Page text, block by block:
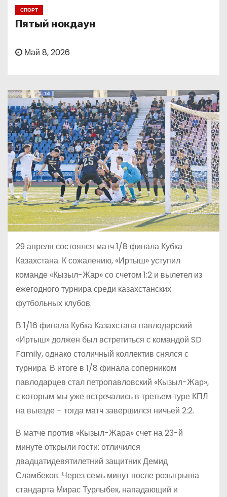
СПОРТ
Пятый нокдаун
Май 8, 2026
29 апреля состоялся матч 1/8 финала Кубка
Казахстана. К сожалению, «Иртыш» уступил
команде «Кызыл-Жар» со счетом 1:2 и вылетел из
ежегодного турнира среди казахстанских
футбольных клубов.
В 1/16 финала Кубка Казахстана павлодарский
«Иртыш» должен был встретиться с командой SD
Family, однако столичный коллектив снялся с
турнира. В итоге в 1/8 финала соперником
павлодарцев стал петропавловский «Кызыл-Жар»,
с которым мы уже встречались в третьем туре КПЛ
на выезде – тогда матч завершился ничьей 2:2.
В матче против «Кызыл-Жара» счет на 23-й
минуте открыли гости: отличился
двадцатидевятилетний защитник Демид
Сламбеков. Через семь минут после розыгрыша
стандарта Мирас Турлыбек, нападающий и